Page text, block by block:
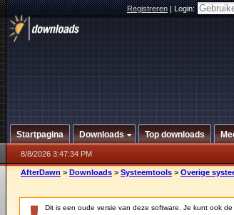
Registreren|Login:
Startpagina Downloads Top downloads
8/8/2026 3:47:34 PM
AfterDawn > Downloads > Systeemtools > Overige
Dit is een oude versie van deze software. Je kunt ook de